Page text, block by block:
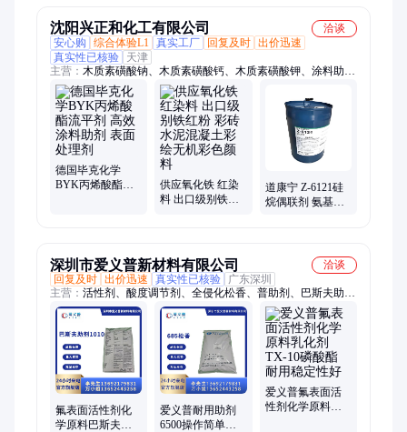
沈阳兴正和化工有限公司
洽谈
安心购
综合体验L1 真实工厂 回复及时 出价迅速
真实性已核验
天津
主营： 木质素磺酸钠、木质素磺酸钙、木质素磺酸钾、涂料助
剂、木质素磺酸铵、聚羧酸减水剂、巯基丙酸工业、聚羧酸高效
减水剂、萘系减水剂、葡萄糖酸钠、无碱速凝剂、HPMC、木质
素磺酸镁、消泡剂、丙烯酸
德国毕克化学
BYK丙烯酸酯流
供应氧化铁 红染
料 出口级别铁红
道康宁 Z-6121硅
烷偶联剂 氨基甲
深圳市爱义普新材料有限公司
洽谈
回复及时 出价迅速 真实性已核验
广东深圳
主营： 活性剂、酸度调节剂、全侵化松香、普助剂、巴斯夫助
剂、二溴丁烯二醇、金属模具润滑剂
氟表面活性剂化
学原料巴斯夫助
爱义普耐用助剂
6500操作简单用
爱义普氟表面活
性剂化学原料乳